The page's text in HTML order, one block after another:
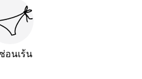
อนเร้น